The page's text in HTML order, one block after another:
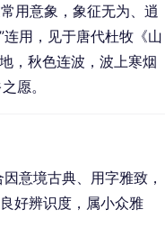
用意象，象征无为、逍
连用，见于唐代杜牧《山
，秋色连波，波上寒烟
愿。
意境古典、用字雅致，
好辨识度，属小众雅